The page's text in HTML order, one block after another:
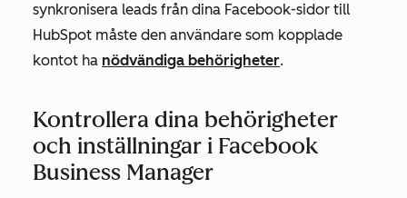
synkronisera leads från dina Facebook-sidor till
HubSpot måste den användare som kopplade
kontot ha nödvändiga behörigheter.
Kontrollera dina behörigheter
och inställningar i Facebook
Business Manager